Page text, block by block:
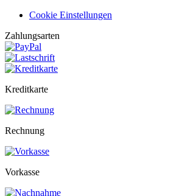
Cookie Einstellungen
Zahlungsarten
Kreditkarte
Rechnung
Vorkasse